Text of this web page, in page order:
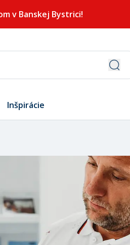
v Banskej Bystrici!
Inšpirácie